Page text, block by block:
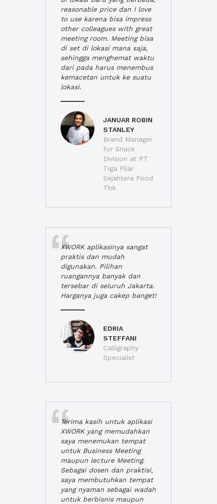
reasonable price dan I love
to use karena bisa impress
other colleagues with great
meeting room. Meeting bisa
di set di lokasi mana saja,
sehingga menghemat waktu
dari pada harus menembus
kemacetan untuk ke suatu
lokasi.
JANUAR ROBIN
STANLEY
Brand Manager
for Snack
Division at PT
Tiga Pilar
Sejahtera Food
Tbk
XWORK aplikasinya sangat
praktis dan mudah
digunakan. Pilihan
ruangannya banyak dan
tersebar di seluruh Jakarta.
Harganya juga cakep banget!
EDRIA
STEFFANI
Calligraphy
Specialist
Terima kasih untuk aplikasi
XWORK yang memudahkan
saya menemukan tempat
untuk Business Meeting
maupun lecture Meeting.
Sebagai dosen dan praktisi,
saya membutuhkan tempat
yang nyaman sebagai wadah
untuk berbisnis maupun